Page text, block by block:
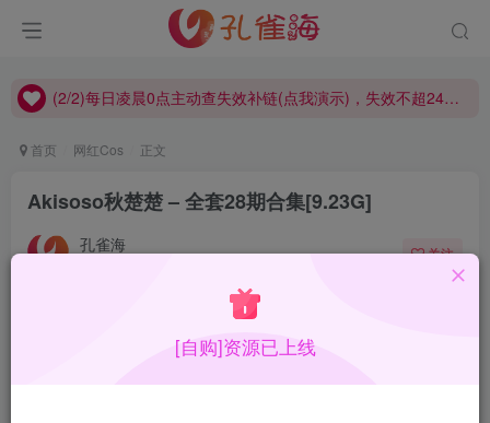
(2/2)每日凌晨0点主动查失效补链(点我演示)，失效不超24小时，
(2/2)每日凌晨0点主动查失效补链(点我演示)，失效不超24小时，
首页 网红Cos 正文
Akisoso秋楚楚 – 全套28期合集[9.23G]
孔雀海 关注
Akisoso秋楚楚现以又名秋楚楚不秃头，早期作品非常写实
根本不P，感觉很不错，现在也P了质量高了点但是少一点
[自购]资源已上线